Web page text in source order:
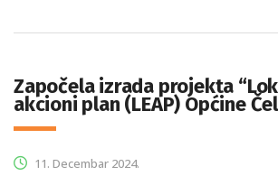
Započela izrada projekta
akcioni plan (LEAP) Općine
11. Decembar 2024.